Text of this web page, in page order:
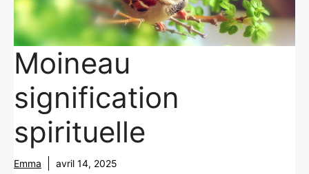
Moineau
signification
spirituelle
Emma avril 14, 2025